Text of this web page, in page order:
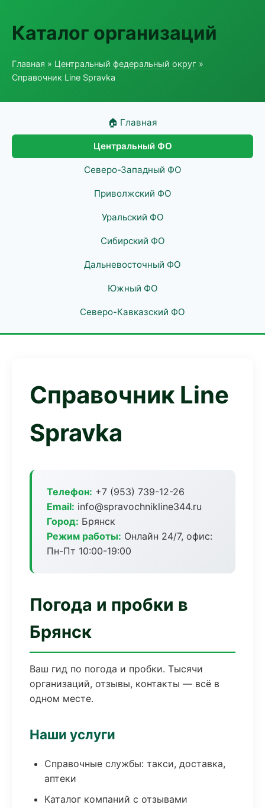
Каталог организаций
Главная » Центральный федеральный округ »
Справочник Line Spravka
🏠 Главная
Центральный ФО
Северо-Западный ФО
Приволжский ФО
Уральский ФО
Сибирский ФО
Дальневосточный ФО
Южный ФО
Северо-Кавказский ФО
Справочник Line
Spravka
Телефон: +7 (953) 739-12-26
Email: info@spravochnikline344.ru
Город: Брянск
Режим работы: Онлайн 24/7, офис:
Пн-Пт 10:00-19:00
Погода и пробки в
Брянск
Ваш гид по погода и пробки. Тысячи
организаций, отзывы, контакты — всё в
одном месте.
Наши услуги
Справочные службы: такси, доставка,
аптеки
Каталог компаний с отзывами